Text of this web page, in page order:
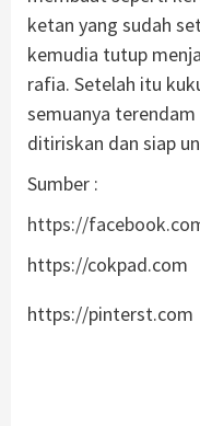
ketan yang sudah
kemudia tutup
rafia. Setelah itu
semuanya
ditiriskan dan siap
Sumber :
https://
https://cokpad.com
https://pinterst.com